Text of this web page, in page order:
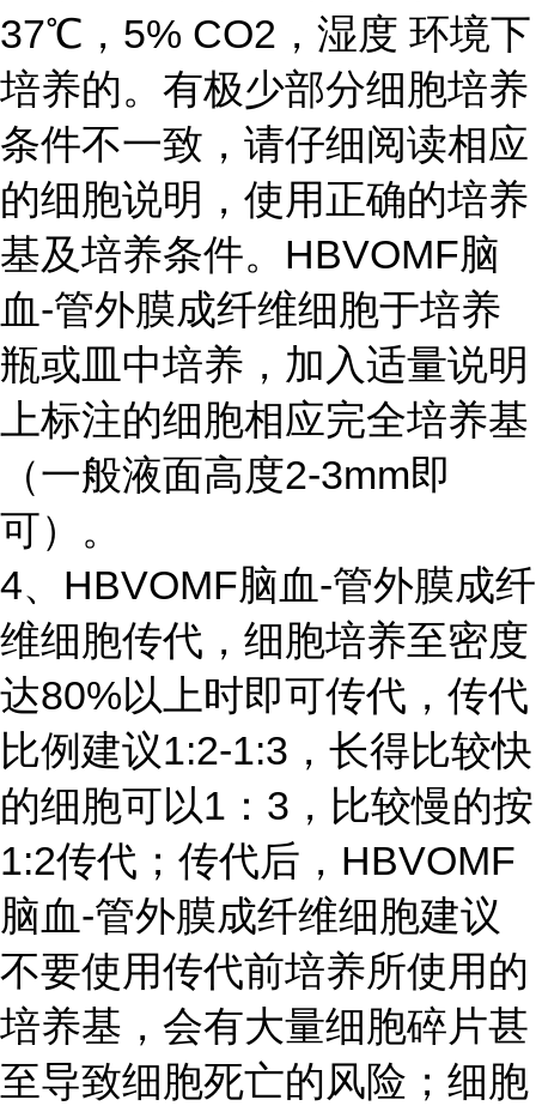
37℃，5% CO2，湿度 环境下
培养的。有极少部分细胞培养
条件不一致，请仔细阅读相应
的细胞说明，使用正确的培养
基及培养条件。HBVOMF脑
血-管外膜成纤维细胞于培养
瓶或皿中培养，加入适量说明
上标注的细胞相应完全培养基
（一般液面高度2-3mm即
可）。
4、HBVOMF脑血-管外膜成纤
维细胞传代，细胞培养至密度
达80%以上时即可传代，传代
比例建议1:2-1:3，长得比较快
的细胞可以1：3，比较慢的按
1:2传代；传代后，HBVOMF
脑血-管外膜成纤维细胞建议
不要使用传代前培养所使用的
培养基，会有大量细胞碎片甚
至导致细胞死亡的风险；细胞